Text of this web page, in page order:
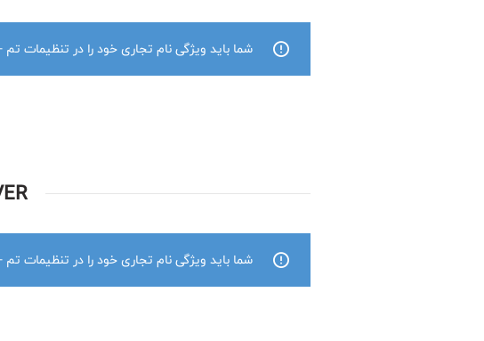
شما باید ویژگی نام تجاری خود را در تنظیمات
شما باید ویژگی نام تجاری خود را در تنظیمات